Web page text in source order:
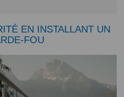
EN INSTALLANT UN
FOU